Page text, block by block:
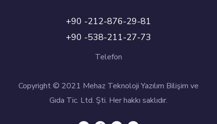
+90 -212-876-29-81
+90 -538-211-27-73
Telefon
Copyright © 2021 Mehaz Teknoloji Yazılım Bilişim ve
Gıda Tic. Ltd. Şti. Her hakkı saklıdır.